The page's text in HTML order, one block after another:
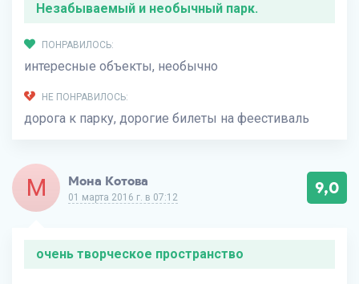
Незабываемый и необычный парк.
ПОНРАВИЛОСЬ:
интересные объекты, необычно
НЕ ПОНРАВИЛОСЬ:
дорога к парку, дорогие билеты на феестиваль
М Мона Котова
01 марта 2016 г. в 07:12 9,0
очень творческое пространство